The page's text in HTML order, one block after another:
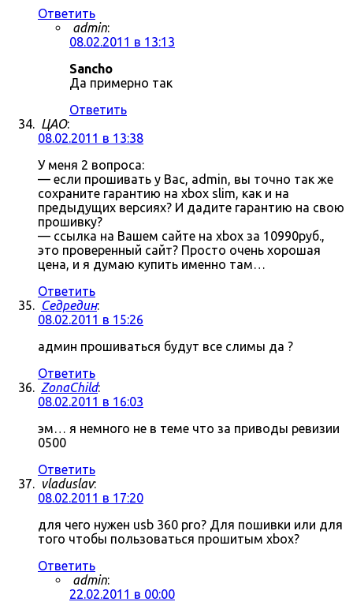
Ответить
admin:
08.02.2011 в 13:13
Sancho
Да примерно так
Ответить
ЦАО:
08.02.2011 в 13:38
У меня 2 вопроса:
— если прошивать у Вас, admin, вы точно так же
сохраните гарантию на xbox slim, как и на
предыдущих версиях? И дадите гарантию на свою
прошивку?
— ссылка на Вашем сайте на xbox за 10990руб.,
это проверенный сайт? Просто очень хорошая
цена, и я думаю купить именно там…
Ответить
Седредин:
08.02.2011 в 15:26
админ прошиваться будут все слимы да ?
Ответить
ZonaChild:
08.02.2011 в 16:03
эм… я немного не в теме что за приводы ревизии
0500
Ответить
vladuslav:
08.02.2011 в 17:20
для чего нужен usb 360 pro? Для пошивки или для
того чтобы пользоваться прошитым xbox?
Ответить
admin:
22.02.2011 в 00:00